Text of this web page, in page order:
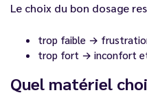
Le choix du bon dosage
trop faible →
trop fort → inconfort
Quel matériel